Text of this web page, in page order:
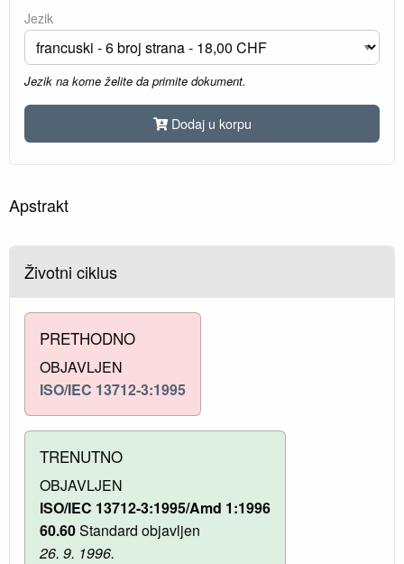
Jezik
Jezik na kome želite da primite dokument.
Dodaj u korpu
Apstrakt
Životni ciklus
PRETHODNO
OBJAVLJEN
ISO/IEC 13712-3:1995
TRENUTNO
OBJAVLJEN
ISO/IEC 13712-3:1995/Amd 1:1996
60.60Standard objavljen
26. 9. 1996.